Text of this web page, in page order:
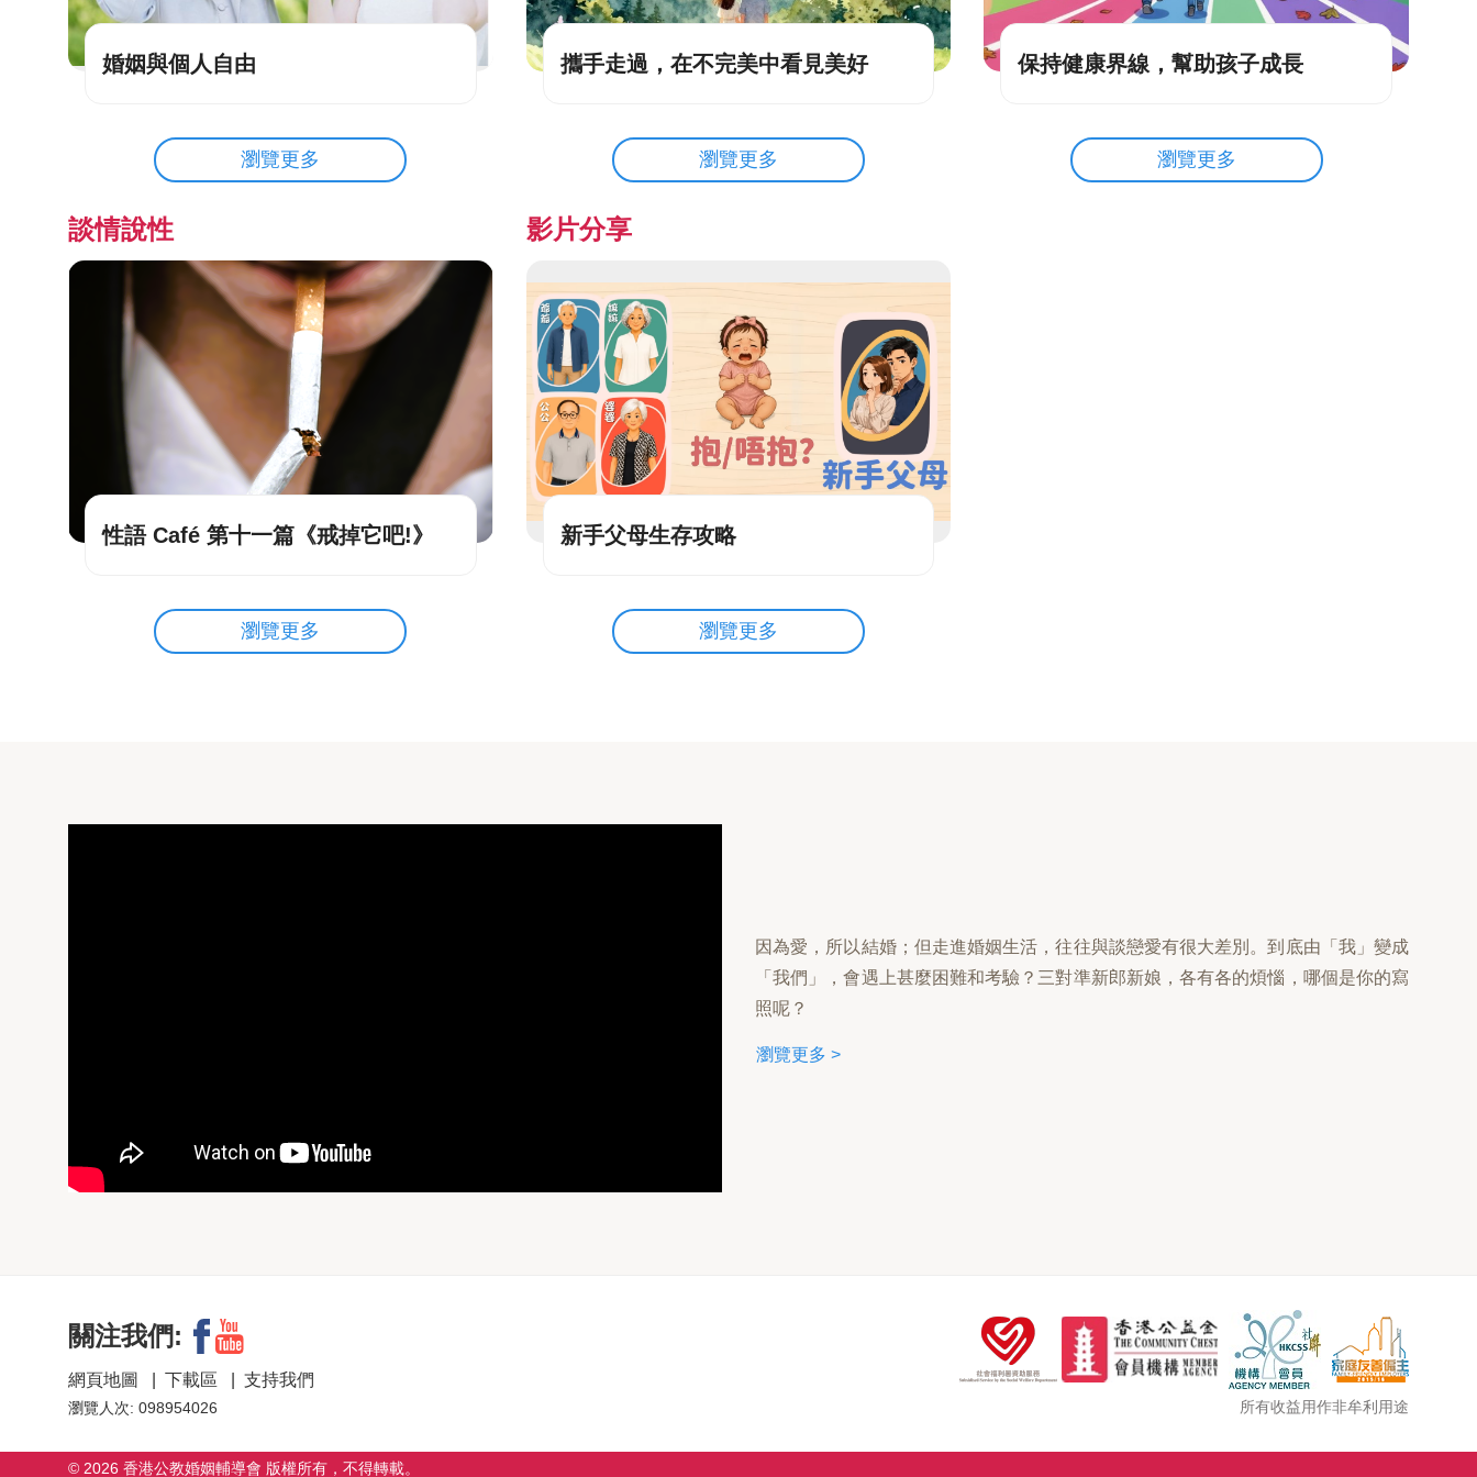
婚姻與個人自由
瀏覽更多
攜手走過，在不完美中看見美好
瀏覽更多
保持健康界線，幫助孩子成長
瀏覽更多
談情說性
性語 Café 第十一篇《戒掉它吧!》
瀏覽更多
影片分享
新手父母生存攻略
瀏覽更多
因為愛，所以結婚；但走進婚姻生活，往往與談戀愛有很大差別。到底由「我」變成
「我們」，會遇上甚麼困難和考驗？三對準新郎新娘，各有各的煩惱，哪個是你的寫
照呢？
瀏覽更多 >
所有收益用作非牟利用途
關注我們:
網頁地圖 下載區 支持我們
瀏覽人次: 098954026
© 2026 香港公教婚姻輔導會 版權所有，不得轉載。